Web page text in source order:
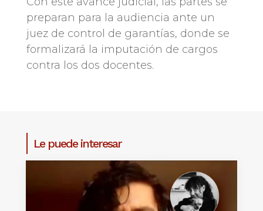
preparan para la audiencia ante un
juez de control de garantías, donde se
formalizará la imputación de cargos
contra los dos docentes.
Le puede interesar